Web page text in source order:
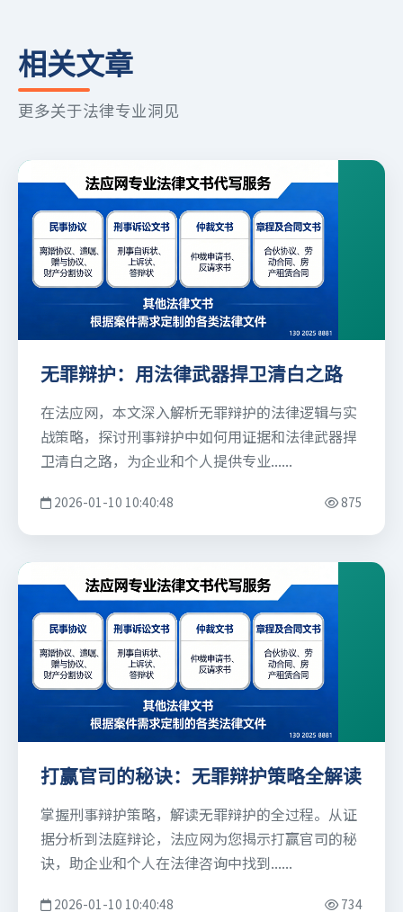
相关文章
更多关于法律专业洞见
无罪辩护：用法律武器捍卫清白之路
在法应网，本文深入解析无罪辩护的法律逻辑与实
战策略，探讨刑事辩护中如何用证据和法律武器捍
卫清白之路，为企业和个人提供专业......
2026-01-10 10:40:48 875
打赢官司的秘诀：无罪辩护策略全解读
掌握刑事辩护策略，解读无罪辩护的全过程。从证
据分析到法庭辩论，法应网为您揭示打赢官司的秘
诀，助企业和个人在法律咨询中找到......
2026-01-10 10:40:48 734